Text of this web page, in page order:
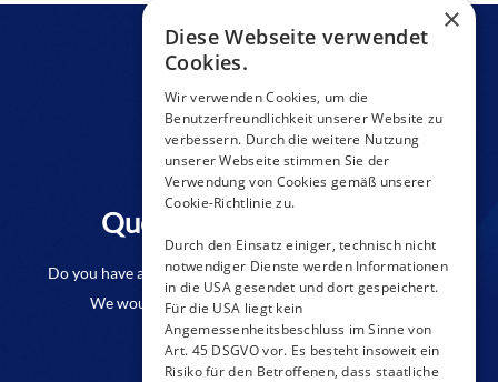
Questions to a product?
Do you have any questions or require further information?
We would be pleased if you send us an inquiry.
CONTACT FORM
×
Diese Webseite verwendet
Cookies.
Wir verwenden Cookies, um die
Benutzerfreundlichkeit unserer Website zu
verbessern. Durch die weitere Nutzung
unserer Webseite stimmen Sie der
Verwendung von Cookies gemäß unserer
Cookie-Richtlinie zu.
Durch den Einsatz einiger, technisch nicht
notwendiger Dienste werden Informationen
in die USA gesendet und dort gespeichert.
Für die USA liegt kein
Angemessenheitsbeschluss im Sinne von
Art. 45 DSGVO vor. Es besteht insoweit ein
Risiko für den Betroffenen, dass staatliche